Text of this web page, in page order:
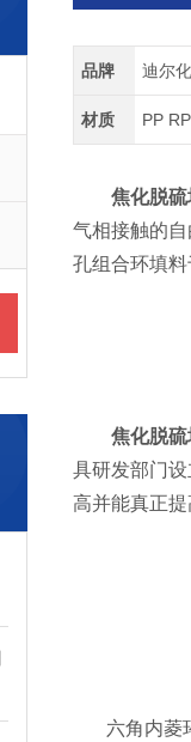
品牌 迪尔
材质 PP
焦化脱
气相接触的
孔组合环填
焦化脱
具研发部门
高并能真正
六角内菱